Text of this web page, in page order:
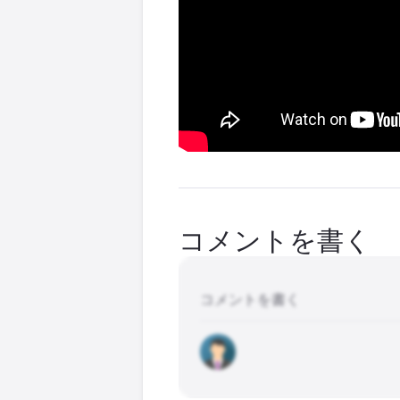
コメントを書く
コメントを書く